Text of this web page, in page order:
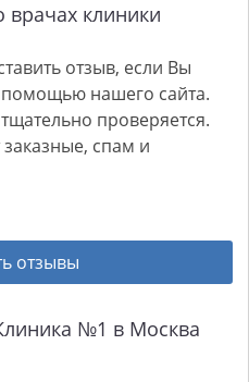
клиники
отзыв, если Вы
нашего сайта.
проверяется.
спам и
отзывы
№1 в Москва